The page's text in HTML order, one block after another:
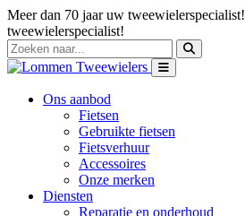
Meer dan 70 jaar uw tweewielerspecialist!
tweewielerspecialist!
Ons aanbod
Fietsen
Gebruikte fietsen
Fietsverhuur
Accessoires
Onze merken
Diensten
Reparatie en onderhoud